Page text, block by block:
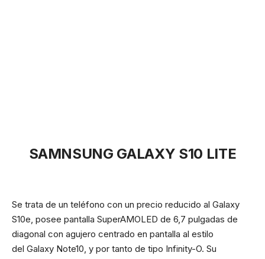
SAMNSUNG GALAXY S10 LITE
Se trata de un teléfono con un precio reducido al Galaxy
S10e, posee pantalla SuperAMOLED de 6,7 pulgadas de
diagonal con agujero centrado en pantalla al estilo
del Galaxy Note10, y por tanto de tipo Infinity-O. Su